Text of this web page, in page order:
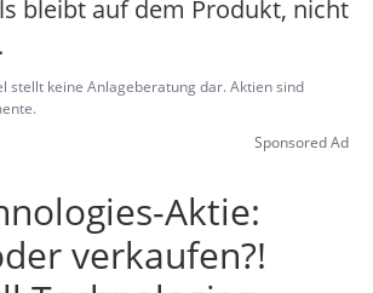
bleibt auf dem Produkt, nicht
stellt keine Anlageberatung dar. Aktien sind
Sponsored Ad
Aktie:
verkaufen?!